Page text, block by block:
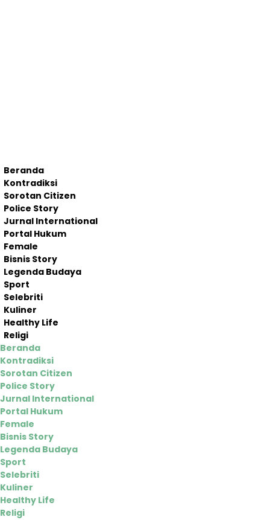
Beranda
Kontradiksi
Sorotan Citizen
Police Story
Jurnal International
Portal Hukum
Female
Bisnis Story
Legenda Budaya
Sport
Selebriti
Kuliner
Healthy Life
Religi
Beranda
Kontradiksi
Sorotan Citizen
Police Story
Jurnal International
Portal Hukum
Female
Bisnis Story
Legenda Budaya
Sport
Selebriti
Kuliner
Healthy Life
Religi